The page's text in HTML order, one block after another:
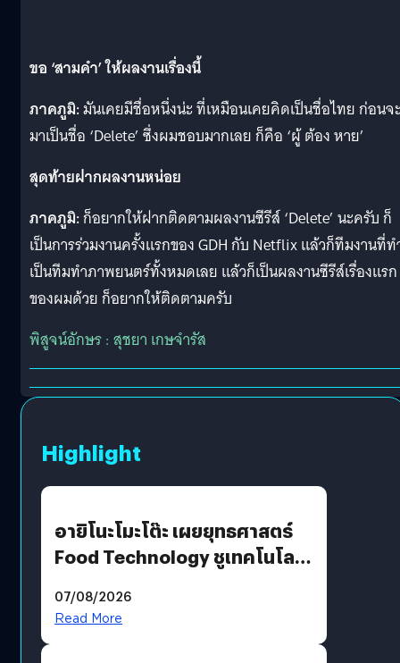
ขอ ‘สามคำ’ ให้ผลงานเรื่องนี้
ภาคภูมิ:มันเคยมีชื่อหนึ่งน่ะ ที่เหมือนเคยคิดเป็นชื่อไทย ก่อนจ
มาเป็นชื่อ ‘Delete’ ซึ่งผมชอบมากเลย ก็คือ ‘ผู้ ต้อง หาย’
สุดท้ายฝากผลงานหน่อย
ภาคภูมิ:ก็อยากให้ฝากติดตามผลงานซีรีส์ ‘Delete’ นะครับ ก็
เป็นการร่วมงานครั้งแรกของ GDH กับ Netflix แล้วก็ทีมงานที่
เป็นทีมทำภาพยนตร์ทั้งหมดเลย แล้วก็เป็นผลงานซีรีส์เรื่องแรก
ของผมด้วย ก็อยากให้ติดตามครับ
พิสูจน์อักษร : สุชยา เกษจำรัส
Highlight
อายิโนะโมะโต๊ะ เผยยุทธศาสตร์
Food Technology ชูเทคโนโลยี
บริโภคและ B2B
07/08/2026
Read More